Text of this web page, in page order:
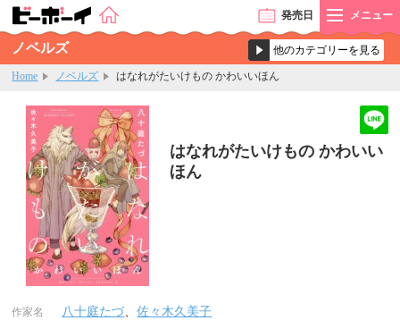
発売日 メニュー
ノベルズ
Home ノベルズ はなれがたいけもの かわいいほん
はなれがたいけもの かわいい
ほん
作家名 八十庭たづ、佐々木久美子